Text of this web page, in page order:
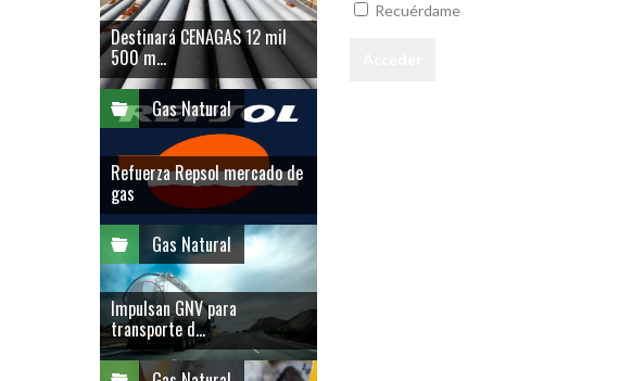
Recuérdame
Destinará CENAGAS 12 mil
500 m...
Gas Natural
Refuerza Repsol mercado de
gas
Gas Natural
Impulsan GNV para
transporte d...